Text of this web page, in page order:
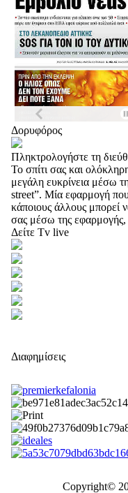
Δορυφόρος
Πληκτρολογήστε τη
Το σπίτι σας και
μεγάλη ευκρίνεια μέσω
street”. Μία εφαρμογή
κάποιους άλλους μπορεί
σας μέσω της εφαρμογής,
Δείτε Tv live
Διαφημίσεις
Copyright©